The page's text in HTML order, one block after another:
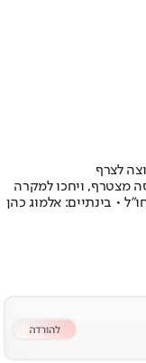
לצרף
מצטרף, ויחכו למקרה
• בינתיים: אלמוג כהן